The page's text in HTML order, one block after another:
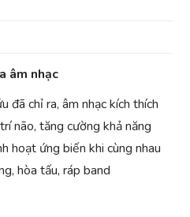
âm nhạc
đã chỉ ra, âm nhạc kích thích
não, tăng cường khả năng
hoạt ứng biến khi cùng nhau
hòa tấu, ráp band